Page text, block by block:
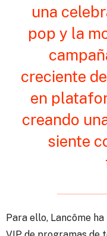
una
pop y la
creciente
en
creando
siente
Para ello, Lancôme